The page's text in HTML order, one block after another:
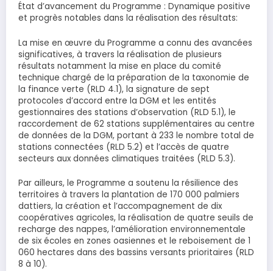
État d’avancement du Programme : Dynamique positive
et progrès notables dans la réalisation des résultats:
La mise en œuvre du Programme a connu des avancées
significatives, à travers la réalisation de plusieurs
résultats notamment la mise en place du comité
technique chargé de la préparation de la taxonomie de
la finance verte (RLD 4.1), la signature de sept
protocoles d’accord entre la DGM et les entités
gestionnaires des stations d’observation (RLD 5.1), le
raccordement de 62 stations supplémentaires au centre
de données de la DGM, portant à 233 le nombre total de
stations connectées (RLD 5.2) et l’accès de quatre
secteurs aux données climatiques traitées (RLD 5.3).
Par ailleurs, le Programme a soutenu la résilience des
territoires à travers la plantation de 170 000 palmiers
dattiers, la création et l’accompagnement de dix
coopératives agricoles, la réalisation de quatre seuils de
recharge des nappes, l’amélioration environnementale
de six écoles en zones oasiennes et le reboisement de 1
060 hectares dans des bassins versants prioritaires (RLD
8 à 10).